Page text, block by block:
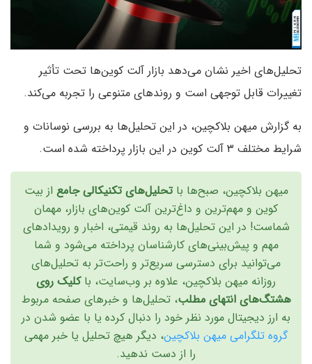
تحلیل‌های اخیر نشان می‌دهد بازار آلت کوین‌ها تحت تأثیر
تغییرات قابل توجهی است و روندهای متنوعی را تجربه می‌کند.
به گزارش میهن بلاکچین، در این تحلیل‌ها به بررسی نوسانات و
شرایط مختلف ۳ آلت کوین در این بازار پرداخته شده است.
میهن بلاکچین، صبح‌ها باتحلیل‌های تکنیکالی جامع از بیت
کوین و مهم‌ترین و داغ‌ترین آلت‌ کوین‌های بازار، مهمان
شماست! در این تحلیل‌ها به روند قیمتی، اخبار و رویدادهای
مهم و پیش‌بینی‌های کارشناسان پرداخته می‌شود و شما
می‌توانید برای دسترسی سریع‌تر و راحت‌تر به تحلیل‌های
روزانه میهن بلاکچین، علاوه بر وب‌سایت، باکلیک روی
هشتگ‌های انتهای مطلب، تحلیل‌ها و خبرهای صفحه مربوط
به ارز دیجیتال مورد نظر خود را دنبال کرده یا با عضو شدن در
گروه تلگرامی میهن بلاکچین، دیگر هیچ تحلیل یا خبر مهمی
را از دست ندهید.